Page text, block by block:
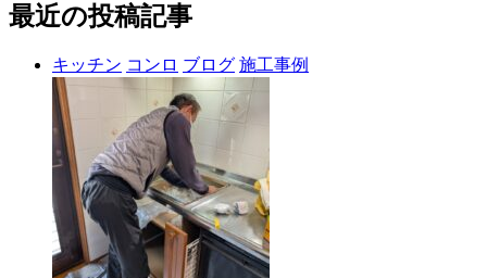
最近の投稿記事
キッチン コンロ ブログ 施工事例